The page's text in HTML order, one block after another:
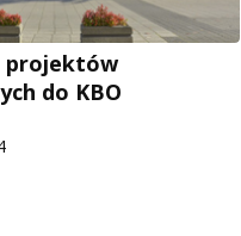
projektów
do KBO